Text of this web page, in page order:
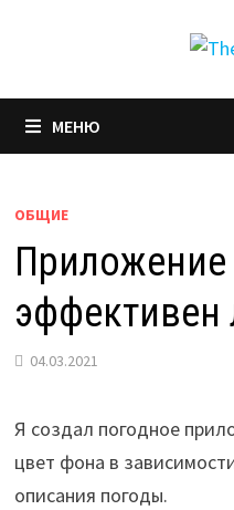
МЕНЮ
ОБЩИЕ
Приложение
эффективен
04.03.2021
Я создал погодное
цвет фона в
описания погоды.